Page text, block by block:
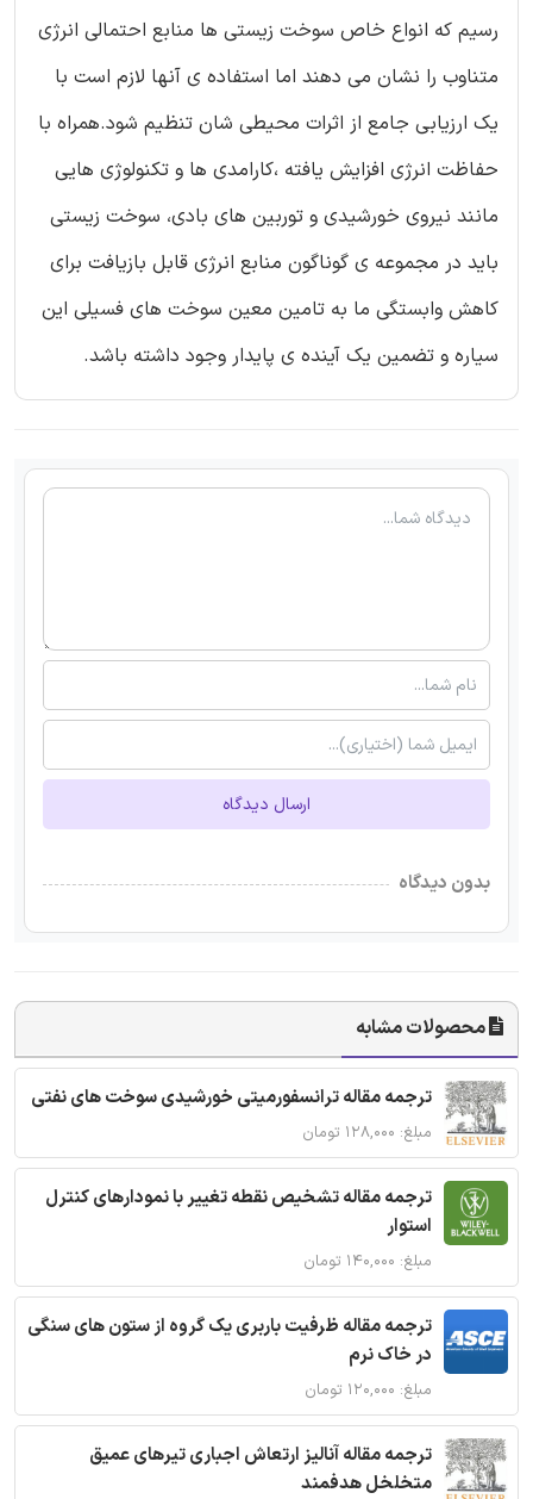
رسیم که انواع خاص سوخت زیستی ها منابع احتمالی انرژی
متناوب را نشان می دهند اما استفاده ی آنها لازم است با
یک ارزیابی جامع از اثرات محیطی شان تنظیم شود.همراه با
حفاظت انرژی افزایش یافته ،کارامدی ها و تکنولوژی هایی
مانند نیروی خورشیدی و توربین های بادی، سوخت زیستی
باید در مجموعه ی گوناگون منابع انرژی قابل بازیافت برای
کاهش وابستگی ما به تامین معین سوخت های فسیلی این
سیاره و تضمین یک آینده ی پایدار وجود داشته باشد.
ارسال دیدگاه
بدون دیدگاه
محصولات مشابه
ترجمه مقاله ترانسفورمیتی خورشیدی سوخت های نفتی
مبلغ: ۱۲۸,۰۰۰ تومان
ترجمه مقاله تشخیص نقطه تغییر با نمودارهای کنترل
استوار
مبلغ: ۱۴۰,۰۰۰ تومان
ترجمه مقاله ظرفیت باربری یک گروه از ستون های سنگی
در خاک نرم
مبلغ: ۱۲۰,۰۰۰ تومان
ترجمه مقاله آنالیز ارتعاش اجباری تیرهای عمیق
متخلخل هدفمند